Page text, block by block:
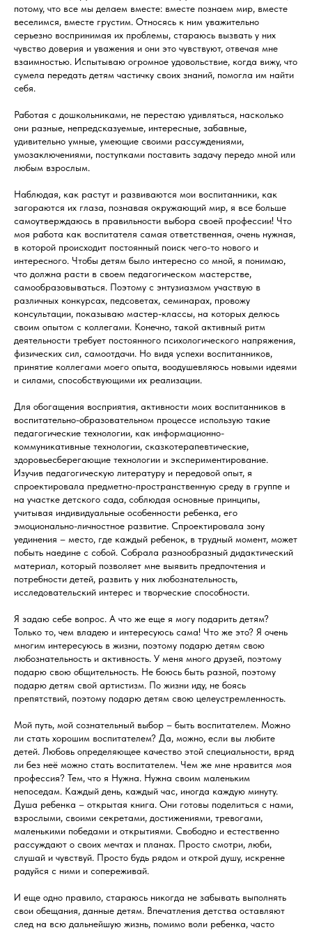
потому, что все мы делаем вместе: вместе познаем мир, вместе
веселимся, вместе грустим. Относясь к ним уважительно
серьезно воспринимая их проблемы, стараюсь вызвать у них
чувство доверия и уважения и они это чувствуют, отвечая мне
взаимностью. Испытываю огромное удовольствие, когда вижу, что
сумела передать детям частичку своих знаний, помогла им найти
себя.
Работая с дошкольниками, не перестаю удивляться, насколько
они разные, непредсказуемые, интересные, забавные,
удивительно умные, умеющие своими рассуждениями,
умозаключениями, поступками поставить задачу передо мной или
любым взрослым.
Наблюдая, как растут и развиваются мои воспитанники, как
загораются их глаза, познавая окружающий мир, я все больше
самоутверждаюсь в правильности выбора своей профессии! Что
моя работа как воспитателя самая ответственная, очень нужная,
в которой происходит постоянный поиск чего-то нового и
интересного. Чтобы детям было интересно со мной, я понимаю,
что должна расти в своем педагогическом мастерстве,
самообразовываться. Поэтому с энтузиазмом участвую в
различных конкурсах, педсоветах, семинарах, провожу
консультации, показываю мастер-классы, на которых делюсь
своим опытом с коллегами. Конечно, такой активный ритм
деятельности требует постоянного психологического напряжения,
физических сил, самоотдачи. Но видя успехи воспитанников,
принятие коллегами моего опыта, воодушевляюсь новыми идеями
и силами, способствующими их реализации.
Для обогащения восприятия, активности моих воспитанников в
воспитательно-образовательном процессе использую такие
педагогические технологии, как информационно-
коммуникативные технологии, сказкотерапевтические,
здоровьесберегающие технологии и экспериментирование.
Изучив педагогическую литературу и передовой опыт, я
спроектировала предметно-пространственную среду в группе и
на участке детского сада, соблюдая основные принципы,
учитывая индивидуальные особенности ребенка, его
эмоционально-личностное развитие. Спроектировала зону
уединения – место, где каждый ребенок, в трудный момент, может
побыть наедине с собой. Собрала разнообразный дидактический
материал, который позволяет мне выявить предпочтения и
потребности детей, развить у них любознательность,
исследовательский интерес и творческие способности.
Я задаю себе вопрос. А что же еще я могу подарить детям?
Только то, чем владею и интересуюсь сама! Что же это? Я очень
многим интересуюсь в жизни, поэтому подарю детям свою
любознательность и активность. У меня много друзей, поэтому
подарю свою общительность. Не боюсь быть разной, поэтому
подарю детям свой артистизм. По жизни иду, не боясь
препятствий, поэтому подарю детям свою целеустремленность.
Мой путь, мой сознательный выбор – быть воспитателем. Можно
ли стать хорошим воспитателем? Да, можно, если вы любите
детей. Любовь определяющее качество этой специальности, вряд
ли без неё можно стать воспитателем. Чем же мне нравится моя
профессия? Тем, что я Нужна. Нужна своим маленьким
непоседам. Каждый день, каждый час, иногда каждую минуту.
Душа ребенка – открытая книга. Они готовы поделиться с нами,
взрослыми, своими секретами, достижениями, тревогами,
маленькими победами и открытиями. Свободно и естественно
рассуждают о своих мечтах и планах. Просто смотри, люби,
слушай и чувствуй. Просто будь рядом и открой душу, искренне
радуйся с ними и сопереживай.
И еще одно правило, стараюсь никогда не забывать выполнять
свои обещания, данные детям. Впечатления детства оставляют
след на всю дальнейшую жизнь, помимо воли ребенка, часто